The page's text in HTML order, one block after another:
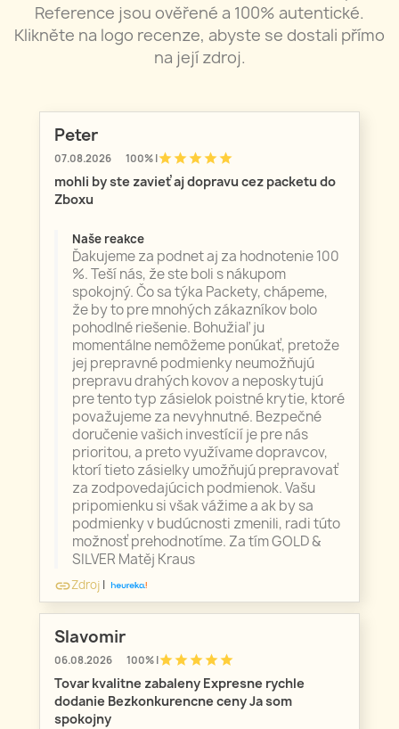
Reference jsou ověřené a 100% autentické.
Klikněte na logo recenze, abyste se dostali přímo
na její zdroj.
Peter
07.08.2026 100% |starstarstarstarstar
mohli by ste zavieť aj dopravu cez packetu do
Zboxu
Naše reakce
Ďakujeme za podnet aj za hodnotenie 100
%. Teší nás, že ste boli s nákupom
spokojný. Čo sa týka Packety, chápeme,
že by to pre mnohých zákazníkov bolo
pohodlné riešenie. Bohužiaľ ju
momentálne nemôžeme ponúkať, pretože
jej prepravné podmienky neumožňujú
prepravu drahých kovov a neposkytujú
pre tento typ zásielok poistné krytie, ktoré
považujeme za nevyhnutné. Bezpečné
doručenie vašich investícií je pre nás
prioritou, a preto využívame dopravcov,
ktorí tieto zásielky umožňujú prepravovať
za zodpovedajúcich podmienok. Vašu
pripomienku si však vážime a ak by sa
podmienky v budúcnosti zmenili, radi túto
možnosť prehodnotíme. Za tím GOLD &
SILVER Matěj Kraus
linkZdroj |
Slavomir
06.08.2026 100% |starstarstarstarstar
Tovar kvalitne zabaleny Expresne rychle
dodanie Bezkonkurencne ceny Ja som
spokojny